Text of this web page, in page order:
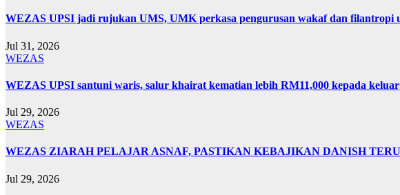
WEZAS UPSI jadi rujukan UMS, UMK perkasa pengurusan wakaf dan filantropi
Jul 31, 2026
WEZAS
WEZAS UPSI santuni waris, salur khairat kematian lebih RM11,000 kepada
Jul 29, 2026
WEZAS
WEZAS ZIARAH PELAJAR ASNAF, PASTIKAN KEBAJIKAN DANISH
Jul 29, 2026